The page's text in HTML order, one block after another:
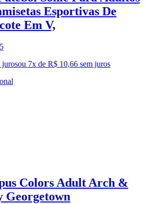
Esportivas De
Em V,
jurosou 7x de R$ 10,66 sem juros
Colors Adult Arch &
Georgetown